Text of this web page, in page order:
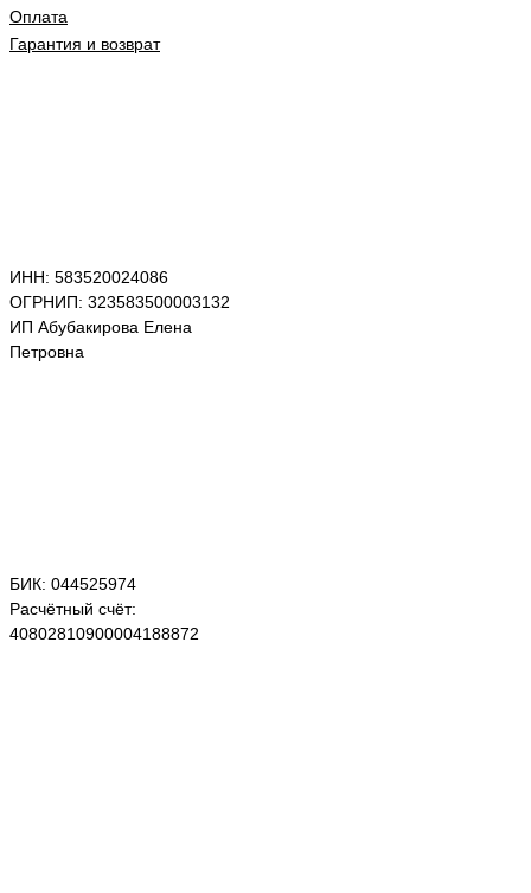
Оплата
Гарантия и возврат
ИНН: 583520024086
ОГРНИП: 323583500003132
ИП Абубакирова Елена
Петровна
БИК: 044525974
Расчётный счёт:
40802810900004188872